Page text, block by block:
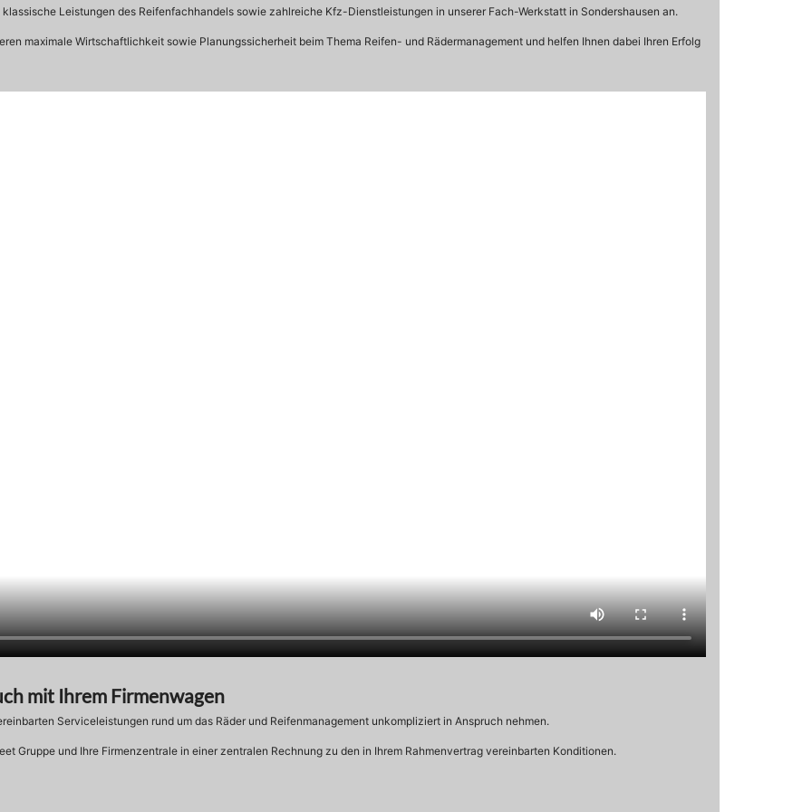
Leistungen des Reifenfachhandels sowie zahlreiche Kfz-Dienstleistungen in unserer Fach-Werkstatt in Sondershausen an.
maximale Wirtschaftlichkeit sowie Planungssicherheit beim Thema Reifen- und Rädermanagement und helfen Ihnen dabei Ihren Erfolg
mit Ihrem Firmenwagen
Serviceleistungen rund um das Räder und Reifenmanagement unkompliziert in Anspruch nehmen.
Gruppe und Ihre Firmenzentrale in einer zentralen Rechnung zu den in Ihrem Rahmenvertrag vereinbarten Konditionen.